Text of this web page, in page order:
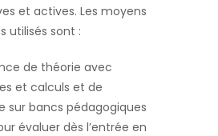
et actives. Les moyens
utilisés sont :
de théorie avec
et calculs et de
sur bancs pédagogiques
évaluer dès l’entrée en